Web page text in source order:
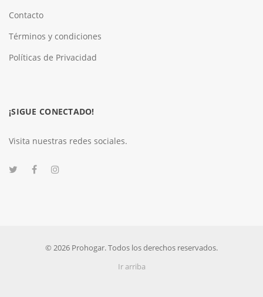
Contacto
Términos y condiciones
Políticas de Privacidad
¡SIGUE CONECTADO!
Visita nuestras redes sociales.
© 2026 Prohogar. Todos los derechos reservados.
Ir arriba